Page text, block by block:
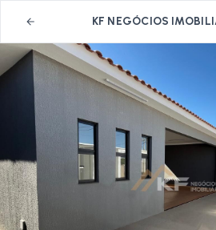
KF NEGÓCIOS